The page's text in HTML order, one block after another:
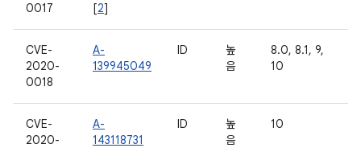
0017
[2]
CVE-
2020-
0018
A-
139945049
ID
높
음
8.0, 8.1, 9,
10
CVE-
2020-
A-
143118731
ID
높
음
10